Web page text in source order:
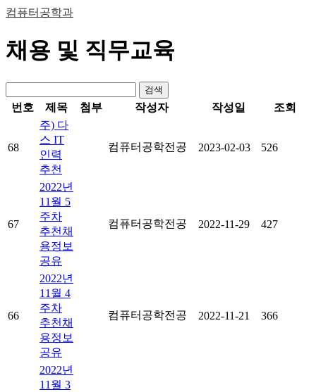
컴퓨터공학과
채용 및 직무교육
검색
번호 제목 첨부 작성자 작성일 조회
68
주) 다
스 IT
인력
추천
컴퓨터공학전공 2023-02-03 526
67
2022년
11월 5
주차
추천채
용정보
공유
컴퓨터공학전공 2022-11-29 427
66
2022년
11월 4
주차
추천채
용정보
공유
컴퓨터공학전공 2022-11-21 366
2022년
11월 3